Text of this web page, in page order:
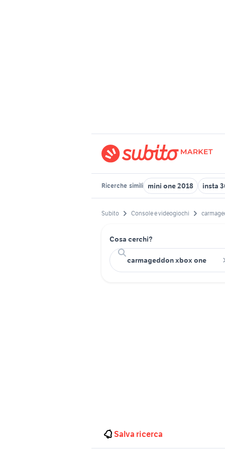
Ricerche simili mini one 2018 insta
Subito Console e videogiochi
Cosa cerchi?
Salva ricerca